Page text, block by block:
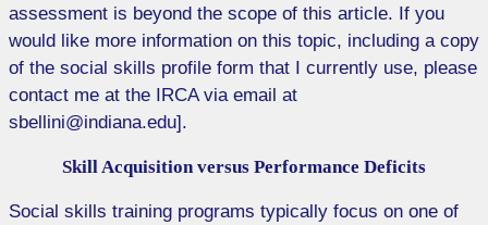
assessment is beyond the scope of this article. If you
would like more information on this topic, including a copy
of the social skills profile form that I currently use, please
contact me at the IRCA via email at
sbellini@indiana.edu].
Skill Acquisition versus Performance Deficits
Social skills training programs typically focus on one of